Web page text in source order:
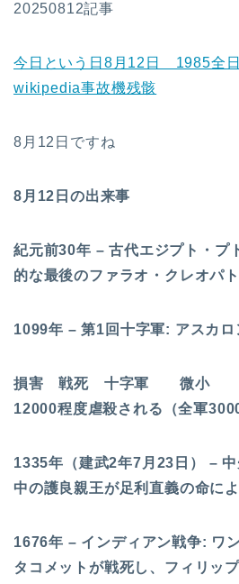
20250812記事
今日という日8月12日 1985全
wikipedia事故機残骸
8月12日ですね
8月12日の出来事
紀元前30年 – 古代エジプト・プ
的な最後のファラオ・クレオパ
1099年 – 第1回十字軍: アスカロ
損害 戦死 十字軍 微小
12000程度虐殺される（全軍
1335年（建武2年7月23日） –
中の護良親王が足利直義の命に
1676年 – インディアン戦争: ワ
タコメットが戦死し、フィリッ